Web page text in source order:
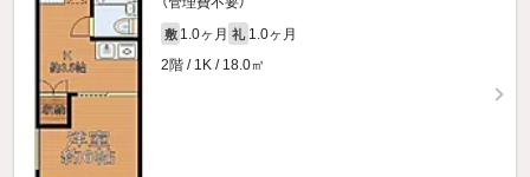
敷 1.0ヶ月 礼 1.0ヶ月
2階 / 1K / 18.0㎡